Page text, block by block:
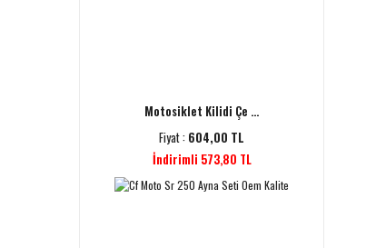
Motosiklet Kilidi Çe ...
Fiyat : 604,00 TL
İndirimli 573,80 TL